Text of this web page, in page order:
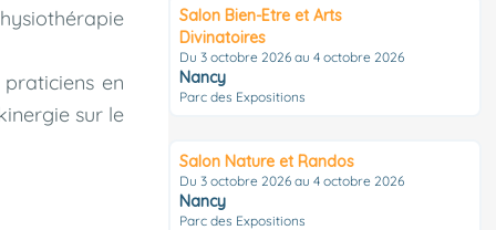
en
sur le
Salon Bien-Etre et Arts
Divinatoires
Du 3 octobre 2026 au 4 octobre 2026
Nancy
Parc des Expositions
Salon Nature et Randos
Du 3 octobre 2026 au 4 octobre 2026
Nancy
Parc des Expositions